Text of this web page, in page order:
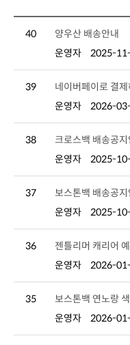
40
양우산 배송안내
운영자
2025-
39
네이버페이로 결제
운영자
2026-
38
크로스백 배송공지
운영자
2025-
37
보스톤백 배송공지
운영자
2025-
36
젠틀리머 캐리어
운영자
2026-
35
보스톤백 연노랑
운영자
2026-